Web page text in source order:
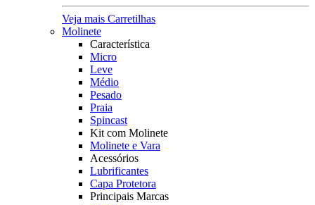
Veja mais Carretilhas
Molinete
Característica
Micro
Leve
Médio
Pesado
Praia
Spincast
Kit com Molinete
Molinete e Vara
Acessórios
Lubrificantes
Capa Protetora
Principais Marcas